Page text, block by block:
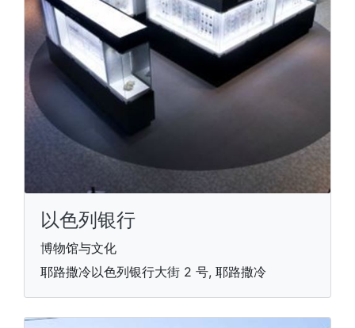
以色列银行
博物馆与文化
耶路撒冷以色列银行大街 2 号, 耶路撒冷